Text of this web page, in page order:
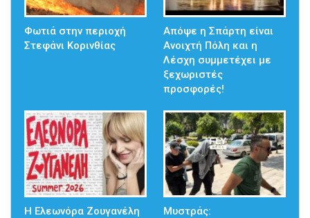
Φωτιά στην περιοχή
Στεφάνι Κορινθίας
Απόψε η Σπάρτη είναι
Ανοιχτή Πόλη και η
Λέσχη συμμετέχει με
ξεχωριστές
προσφορές!
Η Ελεωνόρα Ζουγανέλη
Μυστράς: